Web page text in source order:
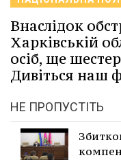
Внаслідок
Харківській
осіб, ще
Дивіться наш
НЕ ПРОПУСТІТЬ